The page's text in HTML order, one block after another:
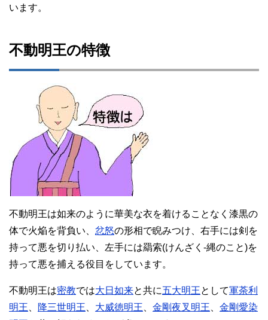
います。
不動明王の特徴
不動明王は如来のように華美な衣を着けることなく漆黒の
体で火焔を背負い、 忿怒の形相で睨みつけ、右手には剣を
持って悪を切り払い、左手には羂索(けんざく-縄のこと)を
持って悪を捕える役目をしています。
不動明王は密教では大日如来と共に五大明王として軍荼利
明王
降三世明王 大威徳明王 金剛夜叉明王
金剛愛染